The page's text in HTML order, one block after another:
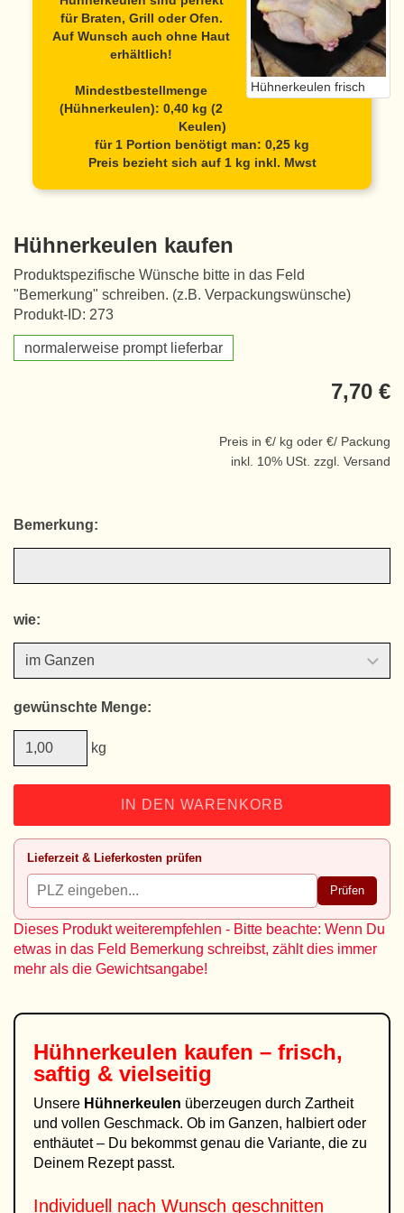
Hühnerkeulen frisch
für Braten, Grill oder Ofen.
Auf Wunsch auch ohne Haut
erhältlich!
Mindestbestellmenge
(Hühnerkeulen): 0,40 kg (2
Keulen)
für 1 Portion benötigt man: 0,25 kg
Preis bezieht sich auf 1 kg inkl. Mwst
Hühnerkeulen kaufen
Produktspezifische Wünsche bitte in das Feld
"Bemerkung" schreiben. (z.B. Verpackungswünsche)
Produkt-ID: 273
normalerweise prompt lieferbar
7,70 €
Preis in €/ kg oder €/ Packung
inkl. 10% USt. zzgl. Versand
Bemerkung:
wie:
gewünschte Menge:
kg
IN DEN WARENKORB
Lieferzeit & Lieferkosten prüfen
Prüfen
Dieses Produkt weiterempfehlen - Bitte beachte: Wenn Du
etwas in das Feld Bemerkung schreibst, zählt dies immer
mehr als die Gewichtsangabe!
Hühnerkeulen kaufen – frisch,
saftig & vielseitig
Unsere Hühnerkeulen überzeugen durch Zartheit
und vollen Geschmack. Ob im Ganzen, halbiert oder
enthäutet – Du bekommst genau die Variante, die zu
Deinem Rezept passt.
Individuell nach Wunsch geschnitten